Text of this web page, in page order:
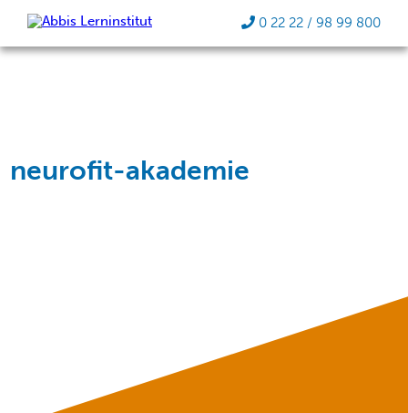
0 22 22 / 98 99 800
neurofit-akademie